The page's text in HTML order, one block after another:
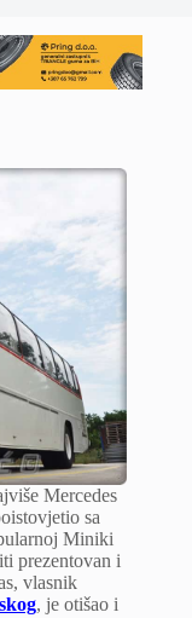
Mercedes
sa
Miniki
prezentovan i
vlasnik
, je otišao i